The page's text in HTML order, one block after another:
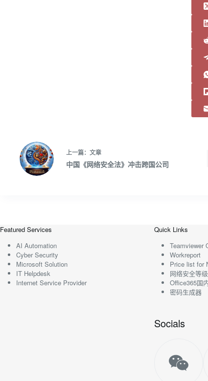
上一篇： 文章
中国《网络安全法》冲击跨国公司
Featured Services
AI Automation
Cyber Security
Microsoft Solution
IT Helpdesk
Internet Service Provider
Quick Links
Teamviewer
Workreport
Price list for
网络安全等
Office365国
密码生成器
Socials